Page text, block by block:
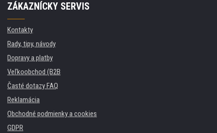
ZÁKAZNÍCKY SERVIS
Kontakty
Rady, tipy, návody
Dopravy a platby
Veľkoobchod (B2B
Časté dotazy FAQ
Reklamácia
Obchodné podmienky a cookies
GDPR